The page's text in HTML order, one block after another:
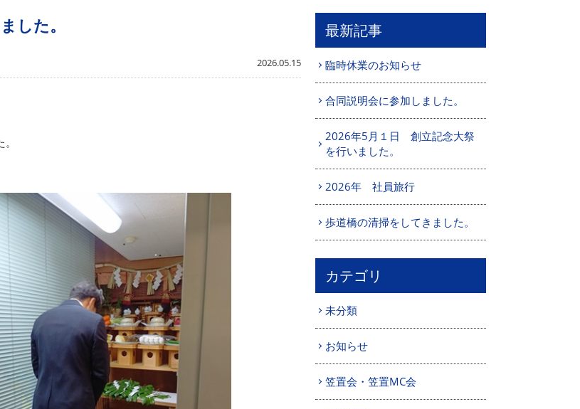
した。
2026.05.15
最新記事
臨時休業のお知らせ
合同説明会に参加しました。
2026年5月１日 創立記念大祭
を行いました。
2026年 社員旅行
歩道橋の清掃をしてきました。
カテゴリ
未分類
お知らせ
笠置会・笠置MC会